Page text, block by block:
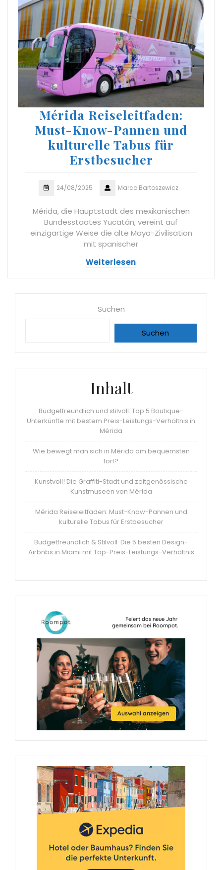
Mérida Reiseleitfaden:
Must-Know-Pannen und
kulturelle Tabus für
Erstbesucher
24/08/2025 Marco Bartoszewicz
Mérida, die Hauptstadt des mexikanischen
Bundesstaates Yucatán, vereint auf
einzigartige Weise die alte Maya-Zivilisation
mit spanischer
Weiterlesen
Suchen
Suchen
Inhalt
Budgetfreundlich und stilvoll: Top 5 Boutique-
Unterkünfte mit bestem Preis-Leistungs-Verhältnis in
Mérida
Wie bewegt man sich in Mérida am bequemsten
fort?
Kunstvoll! Die Graffiti-Stadt und zeitgenössische
Kunstmuseen von Mérida
Mérida Reiseleitfaden: Must-Know-Pannen und
kulturelle Tabus für Erstbesucher
Budgetfreundlich & Stilvoll: Die 5 besten Design-
Airbnbs in Miami mit Top-Preis-Leistungs-Verhältnis